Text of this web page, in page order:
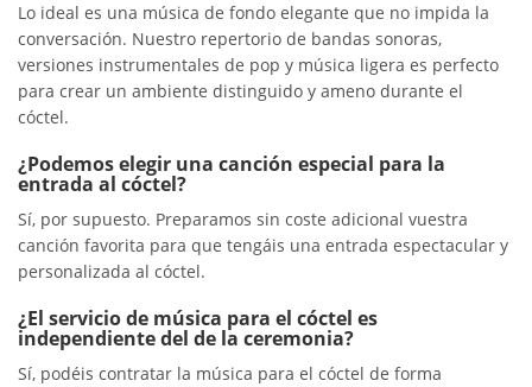
Lo ideal es una música de fondo elegante que no impida la
conversación. Nuestro repertorio de bandas sonoras,
versiones instrumentales de pop y música ligera es perfecto
para crear un ambiente distinguido y ameno durante el
cóctel.
¿Podemos elegir una canción especial para la
entrada al cóctel?
Sí, por supuesto. Preparamos sin coste adicional vuestra
canción favorita para que tengáis una entrada espectacular y
personalizada al cóctel.
¿El servicio de música para el cóctel es
independiente del de la ceremonia?
Sí, podéis contratar la música para el cóctel de forma